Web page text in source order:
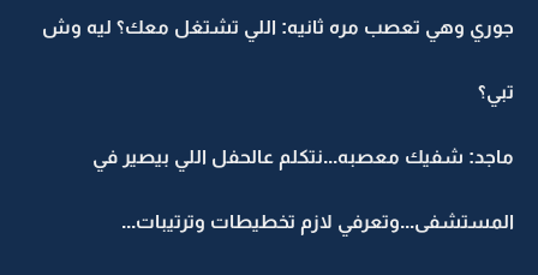
جوري وهي تعصب مره ثانيه: اللي تشتغل معك؟ ليه وش
تبي؟
ماجد: شفيك معصبه...نتكلم عالحفل اللي بيصير في
المستشفى...وتعرفي لازم تخطيطات وترتيبات...